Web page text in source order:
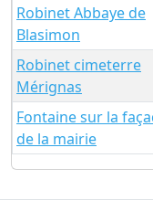
Robinet Abbaye de
Blasimon
Robinet cimeterre
Mérignas
Fontaine sur la
de la mairie